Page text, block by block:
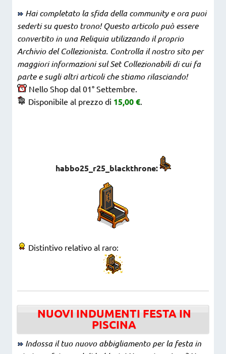
Hai completato la sfida della community e ora puoi
sederti su questo trono! Questo articolo può essere
convertito in una Reliquia utilizzando il proprio
Archivio del Collezionista. Controlla il nostro sito per
maggiori informazioni sul Set Collezionabili di cui fa
parte e sugli altri articoli che stiamo rilasciando!
Nello Shop dal 01° Settembre.
Disponibile al prezzo di 15,00 €.
habbo25_r25_blackthrone:
Distintivo relativo al raro:
NUOVI INDUMENTI FESTA IN
PISCINA
Indossa il tuo nuovo abbigliamento per la festa in